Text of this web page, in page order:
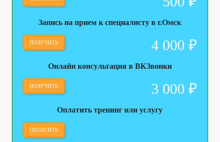
Запись на прием к специалисту в г.Омск
ПОЛУЧИТЬ 4 000₽
Онлайн консультация в ВКЗвонки
ПОЛУЧИТЬ 3 000₽
Оплатить тренинг или услугу
ОПЛАТИТЬ